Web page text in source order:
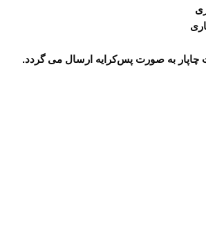
به صورت پس‌کرایه ارسال می گردد.